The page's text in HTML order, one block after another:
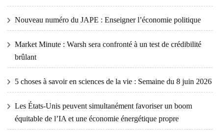
Nouveau numéro du JAPE : Enseigner l’économie politique
Market Minute : Warsh sera confronté à un test de crédibilité
brûlant
5 choses à savoir en sciences de la vie : Semaine du 8 juin 2026
Les États-Unis peuvent simultanément favoriser un boom
équitable de l’IA et une économie énergétique propre